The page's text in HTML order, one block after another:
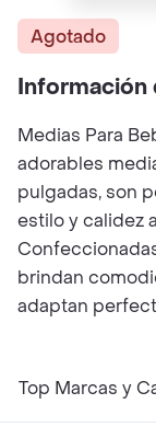
Agotado
Información
Medias Para
adorables
pulgadas, son
estilo y calidez
brindan
adaptan
Top Marcas y